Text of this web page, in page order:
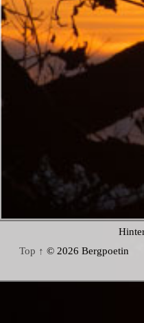
Top ↑ © 2026 Bergpoetin